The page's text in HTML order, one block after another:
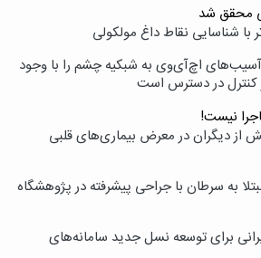
محقق شد
با شناسایی نقاط داغ مولکولی
اچ‌آی‌وی به شبکیه چشم را با وجود
کنترل در دسترس است
نیست!
از دیگران در معرض بیماری‌های قلبی
به سرطان با جراحی پیشرفته در پژوهشگاه
برای توسعه نسل جدید سامانه‌های